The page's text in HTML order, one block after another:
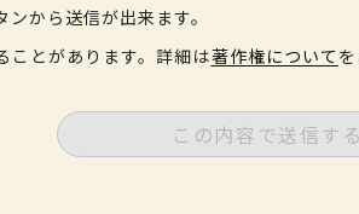
から送信が出来ます。
とがあります。詳細は著作権について
この内容で送信する